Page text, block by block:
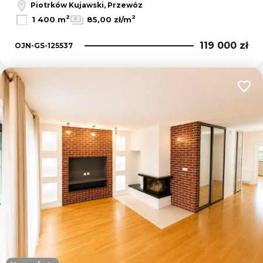
Piotrków Kujawski, Przewóz
1 400 m2 85,00 zł/m2
OJN-GS-125537 119 000 zł